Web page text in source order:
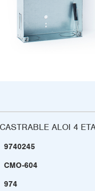
ALOI 4
9740245
CMO-604
974